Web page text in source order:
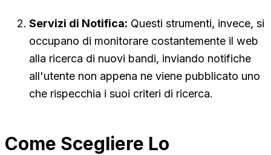
Servizi di Notifica: Questi strumenti, invece, si
occupano di monitorare costantemente il web
alla ricerca di nuovi bandi, inviando notifiche
all'utente non appena ne viene pubblicato uno
che rispecchia i suoi criteri di ricerca.
Come Scegliere Lo